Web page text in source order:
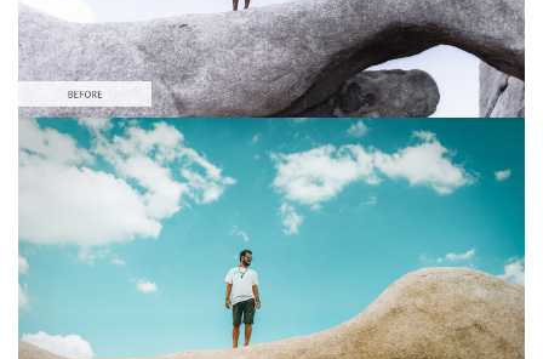
Kérlek, válassz
Free Gh5 LUT #7
Premium GoPro LUTs
Cinema Look Collection (80 LUTs)
Entire Collection (260 LUTs)
Ingyenes letöltés